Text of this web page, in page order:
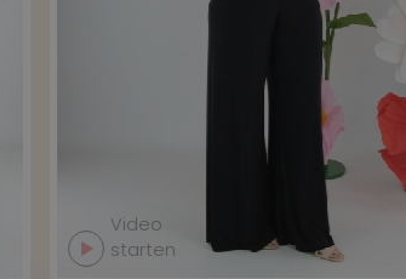
Video
starten